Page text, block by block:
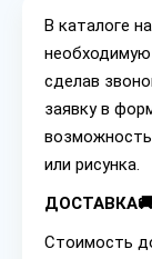
В каталоге
сделав
заявку в
или рисунка.
Стоимость